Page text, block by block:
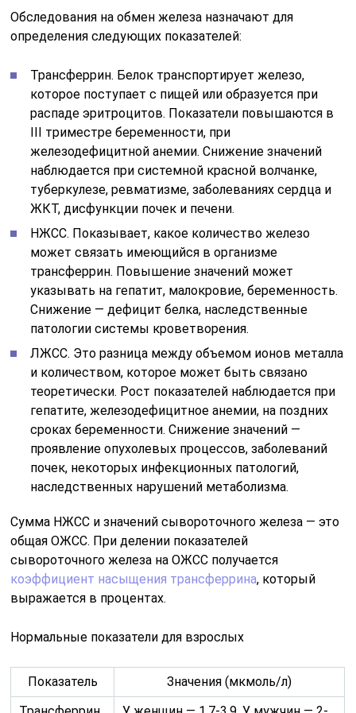
Обследования на обмен железа назначают для
определения следующих показателей:
Трансферрин. Белок транспортирует железо,
которое поступает с пищей или образуется при
распаде эритроцитов. Показатели повышаются в
III триместре беременности, при
железодефицитной анемии. Снижение значений
наблюдается при системной красной волчанке,
туберкулезе, ревматизме, заболеваниях сердца и
ЖКТ, дисфункции почек и печени.
НЖСС. Показывает, какое количество железо
может связать имеющийся в организме
трансферрин. Повышение значений может
указывать на гепатит, малокровие, беременность.
Снижение — дефицит белка, наследственные
патологии системы кроветворения.
ЛЖСС. Это разница между объемом ионов металла
и количеством, которое может быть связано
теоретически. Рост показателей наблюдается при
гепатите, железодефицитное анемии, на поздних
сроках беременности. Снижение значений —
проявление опухолевых процессов, заболеваний
почек, некоторых инфекционных патологий,
наследственных нарушений метаболизма.
Сумма НЖСС и значений сывороточного железа — это
общая ОЖСС. При делении показателей
сывороточного железа на ОЖСС получается
коэффициент насыщения трансферрина, который
выражается в процентах.
Нормальные показатели для взрослых
Показатель
Значения (мкмоль/л)